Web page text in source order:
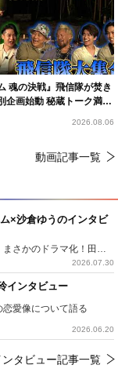
魂の決戦』飛信隊が焚き
企画始動 秘蔵トーク満載
キャンプ”開催
2026.08.06
動画記事一覧
×沙倉ゆうのインタビ
『侍タイムスリッパー』ファンに贈る、まさかのドラマ化！田村ツトム×沙倉ゆうのが語る『心配無用ノ介』撮影秘話
2026.07.30
インタビュー
愛像について語る
2026.06.20
ンタビュー記事一覧